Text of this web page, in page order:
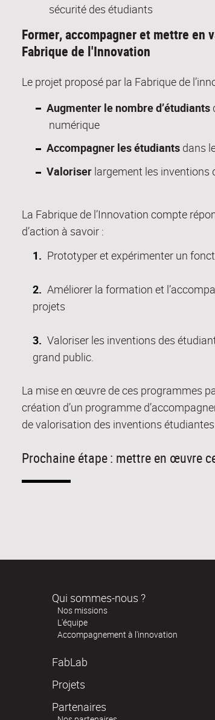
sécurité des étudiants
Former, accompagner et mettre en
Fabrique de l'Innovation
Le projet proposé par la Fabrique de
Augmenter le nombre d’étudiants
numérique
Accompagner les étudiantsdans
Valoriserlargement les inventions
La Fabrique de l’Innovation compte
d’action à savoir :
Prototyperet expérimenter un
Améliorer la formation et
projets
Valoriser les inventions des
grand public.
La mise en œuvre de ces programmes
création d’un programme
de valorisation des inventions
Prochaine étape : mettre en œuvre
Qui sommes-nous ?
Nos missions
L'équipe
Accompagnement à l'innovation
FabLab
Projets
Partenaires